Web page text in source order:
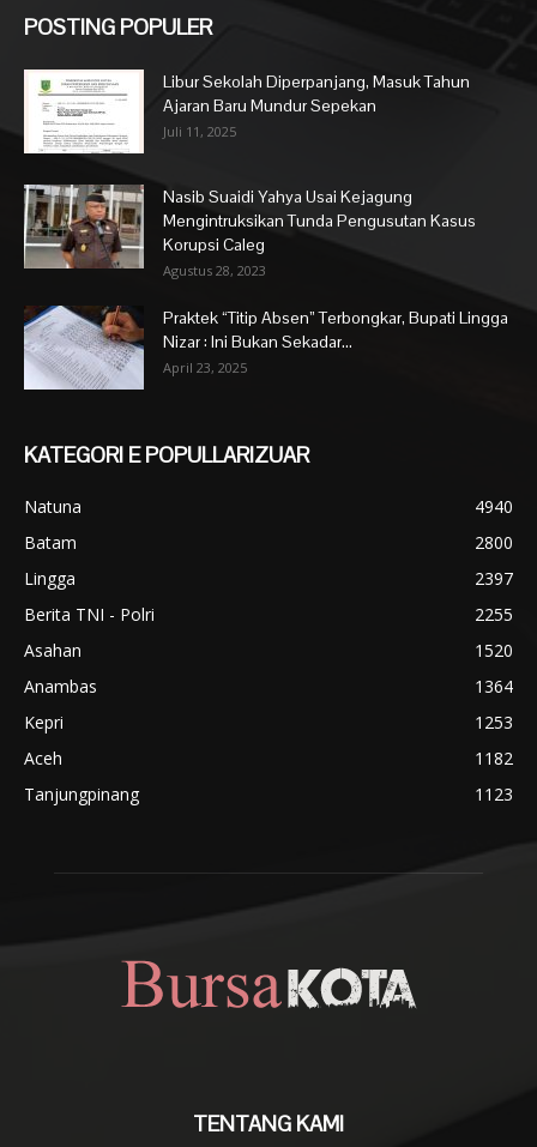
POSTING POPULER
Libur Sekolah Diperpanjang, Masuk Tahun
Ajaran Baru Mundur Sepekan
Juli 11, 2025
Nasib Suaidi Yahya Usai Kejagung
Mengintruksikan Tunda Pengusutan Kasus
Korupsi Caleg
Agustus 28, 2023
Praktek “Titip Absen” Terbongkar, Bupati Lingga
Nizar : Ini Bukan Sekadar...
April 23, 2025
KATEGORI E POPULLARIZUAR
Natuna
4940
Batam
2800
Lingga
2397
Berita TNI - Polri
2255
Asahan
1520
Anambas
1364
Kepri
1253
Aceh
1182
Tanjungpinang
1123
TENTANG KAMI